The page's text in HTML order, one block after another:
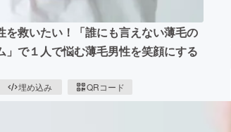
を救いたい！「誰にも言えない薄毛の
」で１人で悩む薄毛男性を笑顔にする
埋め込み QRコード